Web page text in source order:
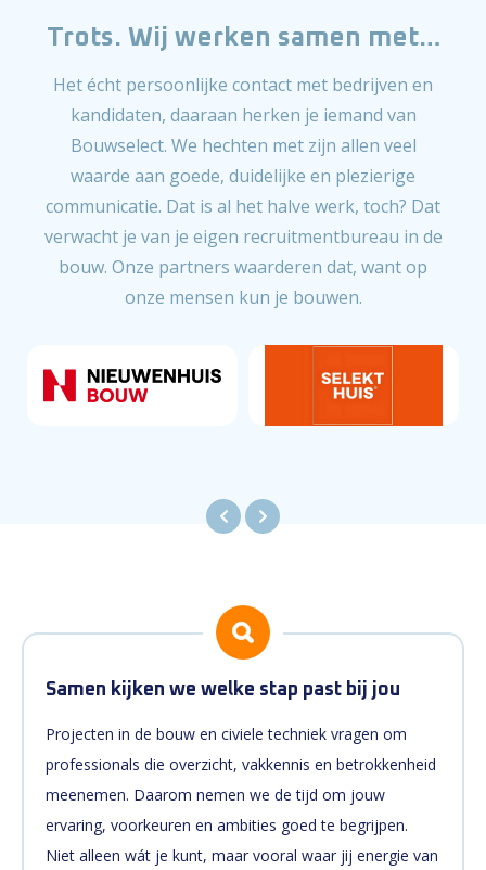
Trots. Wij werken samen met…
Het écht persoonlijke contact met bedrijven en
kandidaten, daaraan herken je iemand van
Bouwselect. We hechten met zijn allen veel
waarde aan goede, duidelijke en plezierige
communicatie. Dat is al het halve werk, toch? Dat
verwacht je van je eigen recruitmentbureau in de
bouw. Onze partners waarderen dat, want op
onze mensen kun je bouwen.
Samen kijken we welke stap past bij jou
Projecten in de bouw en civiele techniek vragen om
professionals die overzicht, vakkennis en betrokkenheid
meenemen. Daarom nemen we de tijd om jouw
ervaring, voorkeuren en ambities goed te begrijpen.
Niet alleen wát je kunt, maar vooral waar jij energie van